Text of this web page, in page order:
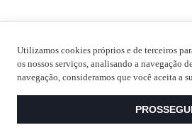
Utilizamos cookies próprios e de terceiros
os nossos serviços, analisando a navegação
navegação, consideramos que você aceita a